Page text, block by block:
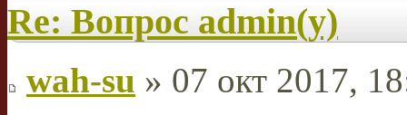
Re: Вопрос admin(у)
wah-su » 07 окт 2017,